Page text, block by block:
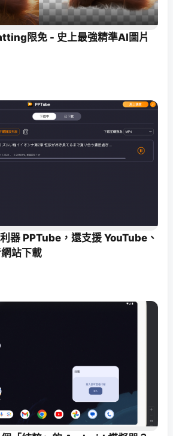
限免 - 史上最強精準AI圖片
器 PPTube，還支援 YouTube、
站下載